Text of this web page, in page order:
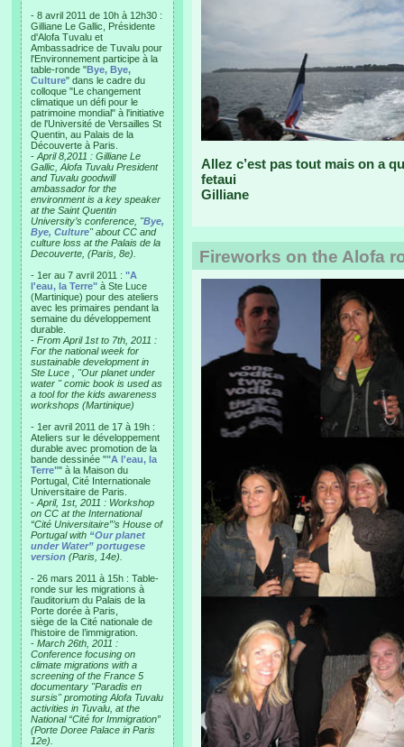
- 8 avril 2011 de 10h à 12h30 :
Gilliane Le Gallic, Présidente
d'Alofa Tuvalu et
Ambassadrice de Tuvalu pour
l'Environnement participe à la
table-ronde "Bye, Bye,
Culture" dans le cadre du
colloque "Le changement
climatique un défi pour le
patrimoine mondial" à l'initiative
de l'Université de Versailles St
Quentin, au Palais de la
Découverte à Paris.
- April 8,2011 : Gilliane Le
Gallic, Alofa Tuvalu President
and Tuvalu goodwill
ambassador for the
environment is a key speaker
at the Saint Quentin
University’s conference, "Bye,
Bye, Culture" about CC and
culture loss at the Palais de la
Decouverte, (Paris, 8e).
- 1er au 7 avril 2011 : "A
l'eau, la Terre" à Ste Luce
(Martinique) pour des ateliers
avec les primaires pendant la
semaine du développement
durable.
- From April 1st to 7th, 2011 :
For the national week for
sustainable development in
Ste Luce , "Our planet under
water " comic book is used as
a tool for the kids awareness
workshops (Martinique)
- 1er avril 2011 de 17 à 19h :
Ateliers sur le développement
durable avec promotion de la
bande dessinée ""A l'eau, la
Terre"" à la Maison du
Portugal, Cité Internationale
Universitaire de Paris.
- April, 1st, 2011 : Workshop
on CC at the International
“Cité Universitaire”’s House of
Portugal with “Our planet
under Water” portugese
version (Paris, 14e).
- 26 mars 2011 à 15h : Table-
ronde sur les migrations à
l’auditorium du Palais de la
Porte dorée à Paris,
siège de la Cité nationale de
l’histoire de l’immigration.
- March 26th, 2011 :
Conference focusing on
climate migrations with a
screening of the France 5
documentary "Paradis en
sursis" promoting Alofa Tuvalu
activities in Tuvalu, at the
National “Cité for Immigration”
(Porte Doree Palace in Paris
12e).
Allez c’est pas tout mais on a
fetaui
Gilliane
Fireworks on the Alofa